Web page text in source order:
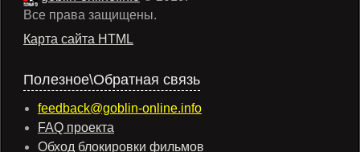
Все права защищены.
Карта сайта HTML
Полезное\Обратная связь
feedback@goblin-online.info
FAQ проекта
Обход блокировки фильмов